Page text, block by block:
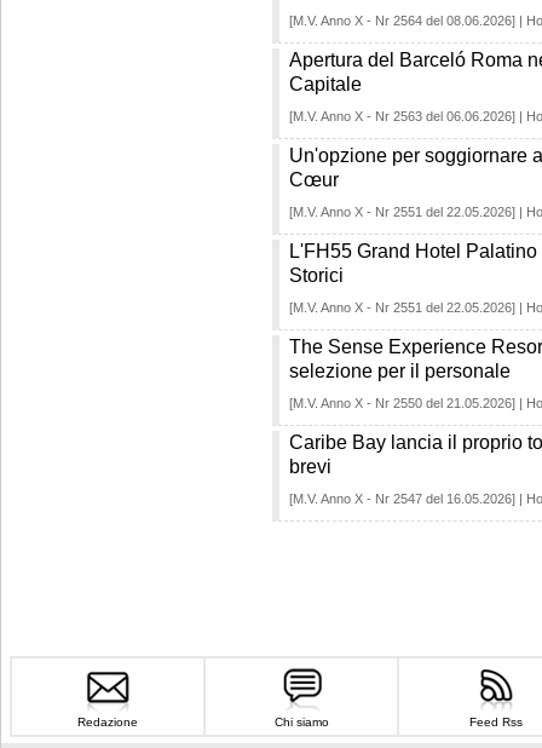
[M.V. Anno X - Nr 2564 del 08.06.2026] |
Apertura del Barceló Roma
Capitale
[M.V. Anno X - Nr 2563 del 06.06.2026] |
Un'opzione per soggiornare
Cœur
[M.V. Anno X - Nr 2551 del 22.05.2026] |
L'FH55 Grand Hotel
Storici
[M.V. Anno X - Nr 2551 del 22.05.2026] |
The Sense Experience
selezione per il personale
[M.V. Anno X - Nr 2550 del 21.05.2026] |
Caribe Bay lancia il proprio
brevi
[M.V. Anno X - Nr 2547 del 16.05.2026] |
Redazione Chi siamo Feed Rss